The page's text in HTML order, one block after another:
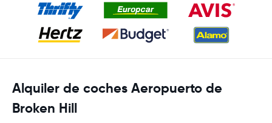
Alquiler de coches Aeropuerto de
Broken Hill